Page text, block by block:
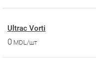
Ultrac Vorti
0 MDL/шт